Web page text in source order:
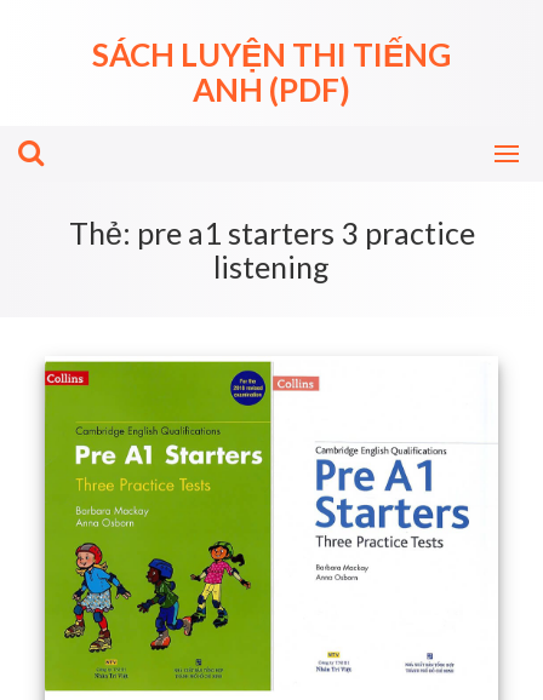
SÁCH LUYỆN THI TIẾNG
ANH (PDF)
Thẻ: pre a1 starters 3 practice
listening